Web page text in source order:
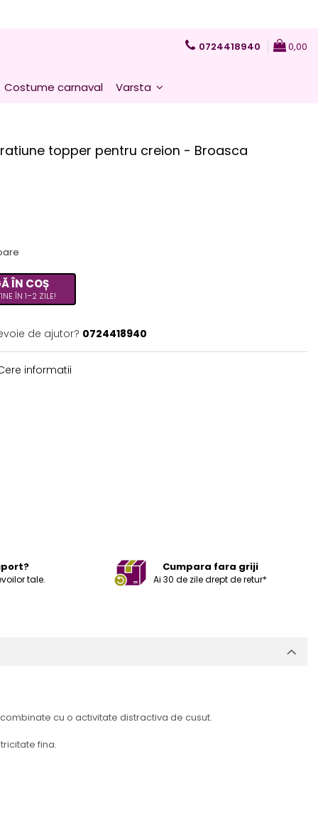
0724418940 0,00
Costume carnaval Varsta
topper pentru creion - Broasca
ÎN COȘ
ÎN 1–2 ZILE!
de ajutor? 0724418940
informatii
tale.
Cumpara fara griji
Ai 30 de zile drept de retur*
cu o activitate distractiva de cusut.
fina.